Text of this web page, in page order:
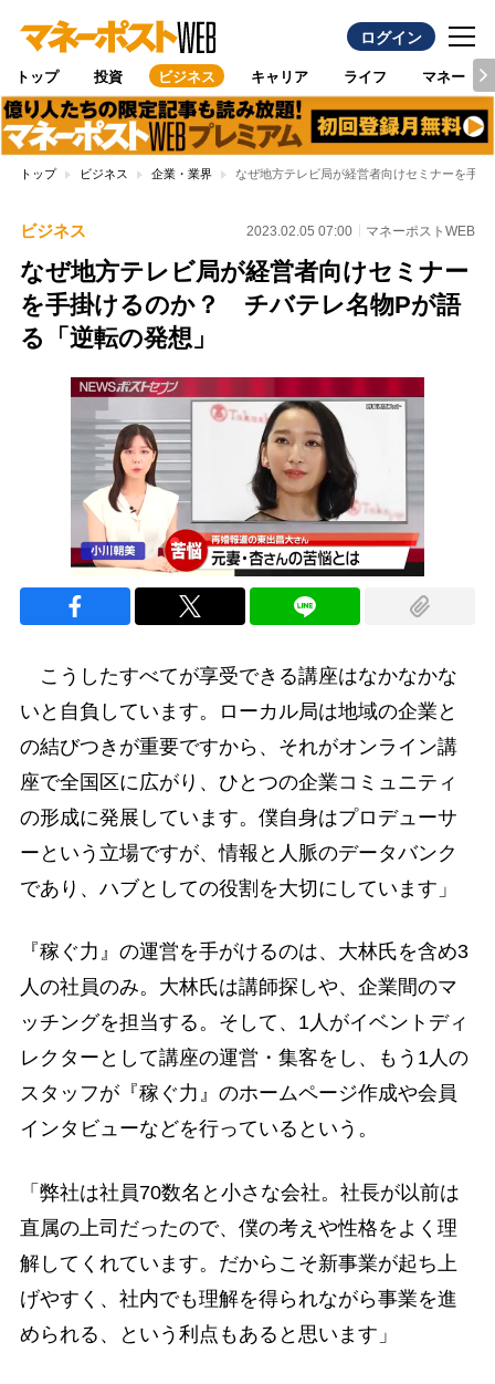
ログイン
トップ 投資 ビジネス キャリア ライフ マネー
トップ ビジネス 企業・業界 なぜ地方テレビ局が経営者向けセミナーを手
ビジネス 2023.02.05 07:00 マネーポストWEB
なぜ地方テレビ局が経営者向けセミナー
を手掛けるのか？ チバテレ名物Pが語
る「逆転の発想」
こうしたすべてが享受できる講座はなかなかな
いと自負しています。ローカル局は地域の企業と
の結びつきが重要ですから、それがオンライン講
座で全国区に広がり、ひとつの企業コミュニティ
の形成に発展しています。僕自身はプロデューサ
ーという立場ですが、情報と人脈のデータバンク
であり、ハブとしての役割を大切にしています」
『稼ぐ力』の運営を手がけるのは、大林氏を含め3
人の社員のみ。大林氏は講師探しや、企業間のマ
ッチングを担当する。そして、1人がイベントディ
レクターとして講座の運営・集客をし、もう1人の
スタッフが『稼ぐ力』のホームページ作成や会員
インタビューなどを行っているという。
「弊社は社員70数名と小さな会社。社長が以前は
直属の上司だったので、僕の考えや性格をよく理
解してくれています。だからこそ新事業が起ち上
げやすく、社内でも理解を得られながら事業を進
められる、という利点もあると思います」